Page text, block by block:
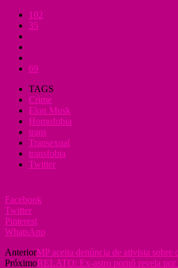
102
35
69
TAGS
Crime
Elon Musk
Homofobia
trans
Transexual
transfobia
Twitter
Facebook
Twitter
Pinterest
WhatsApp
AnteriorMP aceita denúncia de ativista sobre
PróximoRELATO: Ex-astro pornô revela por